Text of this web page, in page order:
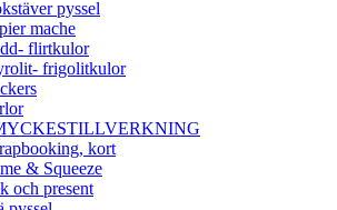
pyssel
mache
flirtkulor
frigolitkulor
kort
& Squeeze
och present